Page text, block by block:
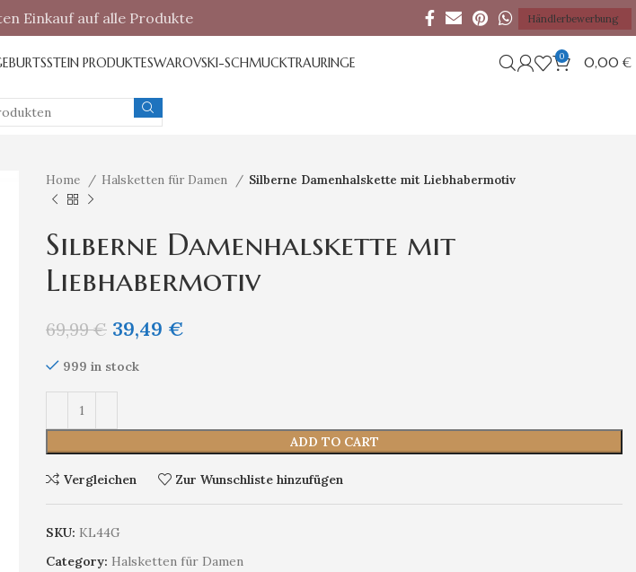
Einkauf auf alle Produkte Händlerbewerbung
PRODUKTESWAROVSKI-SCHMUCKTRAURINGE 0 0,00 €
Home Halsketten für Damen Silberne Damenhalskette mit Liebhabermotiv
Silberne Damenhalskette mit
Liebhabermotiv
69,99€ 39,49 €
999 in stock
ADD TO CART
Vergleichen Zur Wunschliste hinzufügen
SKU: KL44G
Category: Halsketten für Damen